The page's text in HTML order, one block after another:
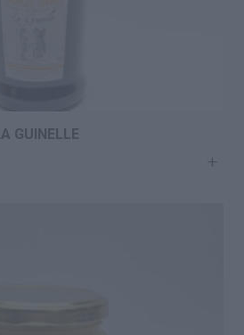
GUINELLE
+